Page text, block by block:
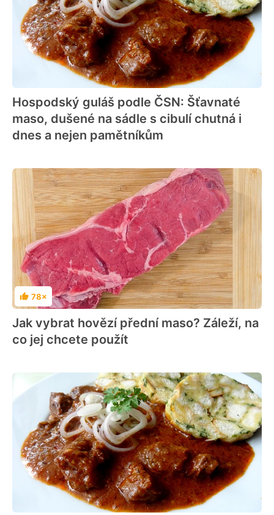
Hospodský guláš podle ČSN: Šťavnaté
maso, dušené na sádle s cibulí chutná i
dnes a nejen pamětníkům
Hodnocení
78×
Jak vybrat hovězí přední maso? Záleží, na
co jej chcete použít